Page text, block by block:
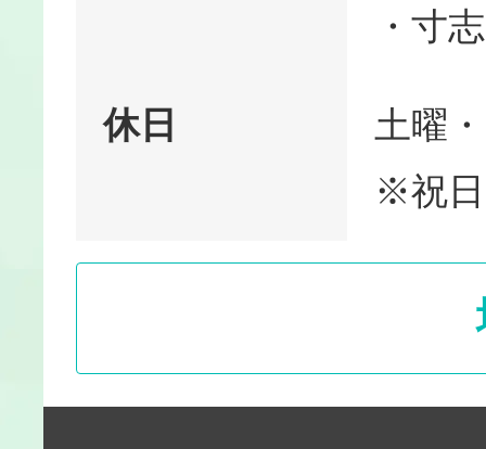
・寸
休日
土曜
※祝